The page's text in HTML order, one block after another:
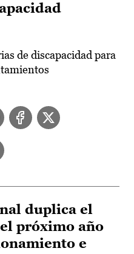
de discapacidad para
duplica el
próximo año
e